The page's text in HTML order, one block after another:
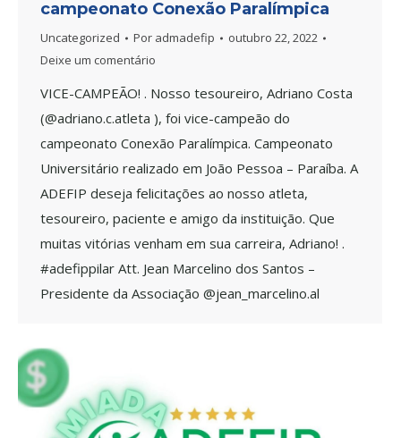
campeonato Conexão Paralímpica
Uncategorized Por admadefip
outubro 22, 2022
Deixe um comentário
VICE-CAMPEÃO! . Nosso tesoureiro, Adriano Costa
(@adriano.c.atleta ), foi vice-campeão do
campeonato Conexão Paralímpica. Campeonato
Universitário realizado em João Pessoa – Paraíba. A
ADEFIP deseja felicitações ao nosso atleta,
tesoureiro, paciente e amigo da instituição. Que
muitas vitórias venham em sua carreira, Adriano! .
#adefippilar Att. Jean Marcelino dos Santos –
Presidente da Associação @jean_marcelino.al